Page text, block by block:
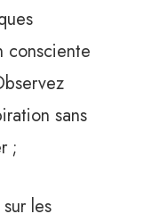
consciente
sans
;
les